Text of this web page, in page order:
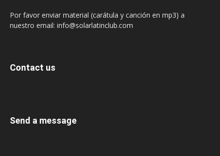
Por favor enviar material (carátula y canción en mp3) a
nuestro email: info@solarlatinclub.com
Contact us
Send a message